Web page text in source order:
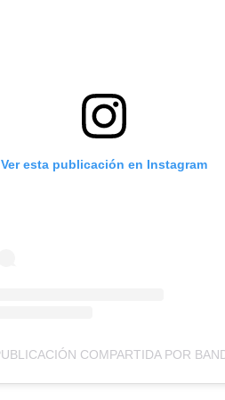
Ver esta publicación en Instagram